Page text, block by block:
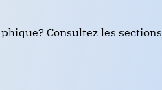
Consultez les sections